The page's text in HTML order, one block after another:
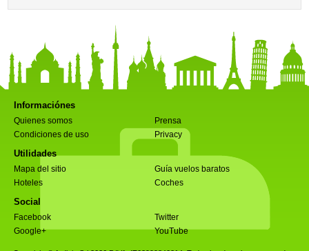
Informaciónes
Quienes somos
Prensa
Condiciones de uso
Privacy
Utilidades
Mapa del sitio
Guía vuelos baratos
Hoteles
Coches
Social
Facebook
Twitter
Google+
YouTube